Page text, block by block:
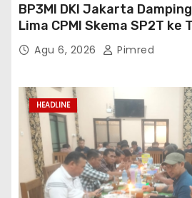
BP3MI DKI Jakarta
Lima CPMI Skema SP2T ke
Agu 6, 2026 Pimred
HEADLINE